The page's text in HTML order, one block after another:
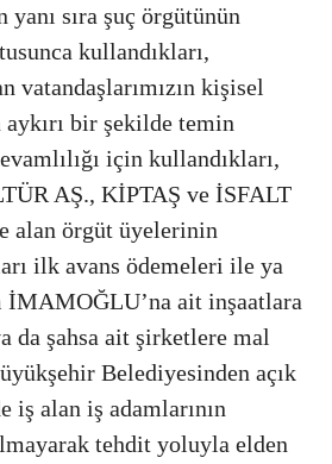
sıra şuç örgütünün
kullandıkları,
vatandaşlarımızın kişisel
bir şekilde temin
için kullandıkları,
AŞ., KİPTAŞ ve İSFALT
alan örgüt üyelerinin
ilk avans ödemeleri ile ya
ait inşaatlara
da şahsa ait şirketlere mal
Belediyesinden açık
iş alan iş adamlarının
tehdit yoluyla elden